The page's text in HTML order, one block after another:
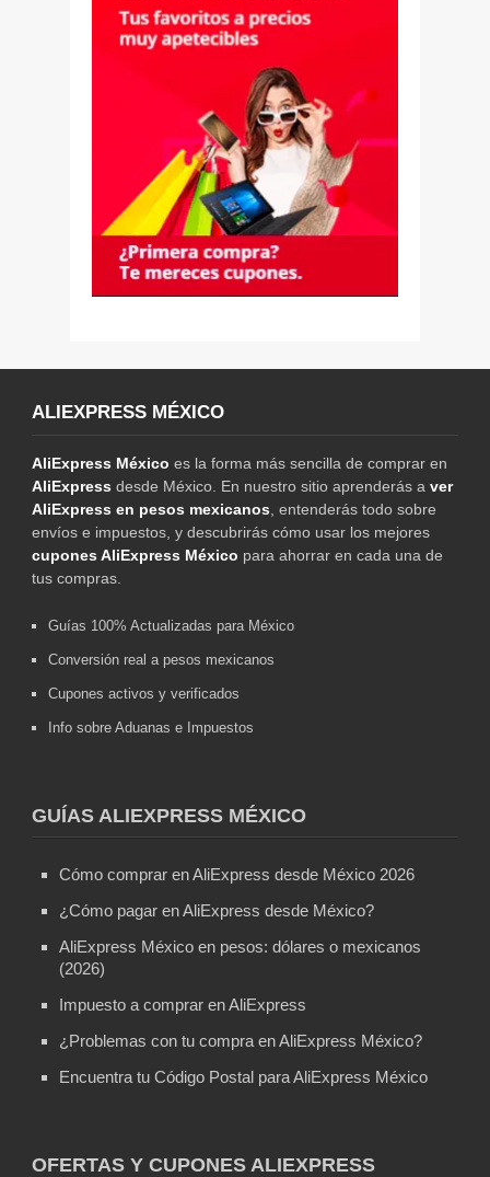
ALIEXPRESS MÉXICO
AliExpress México es la forma más sencilla de comprar en
AliExpress desde México. En nuestro sitio aprenderás a ver
AliExpress en pesos mexicanos , entenderás todo sobre
envíos e impuestos, y descubrirás cómo usar los mejores
cupones AliExpress México para ahorrar en cada una de
tus compras.
Guías 100% Actualizadas para México
Conversión real a pesos mexicanos
Cupones activos y verificados
Info sobre Aduanas e Impuestos
GUÍAS ALIEXPRESS MÉXICO
Cómo comprar en AliExpress desde México 2026
¿Cómo pagar en AliExpress desde México?
AliExpress México en pesos: dólares o mexicanos
(2026)
Impuesto a comprar en AliExpress
¿Problemas con tu compra en AliExpress México?
Encuentra tu Código Postal para AliExpress México
OFERTAS Y CUPONES ALIEXPRESS